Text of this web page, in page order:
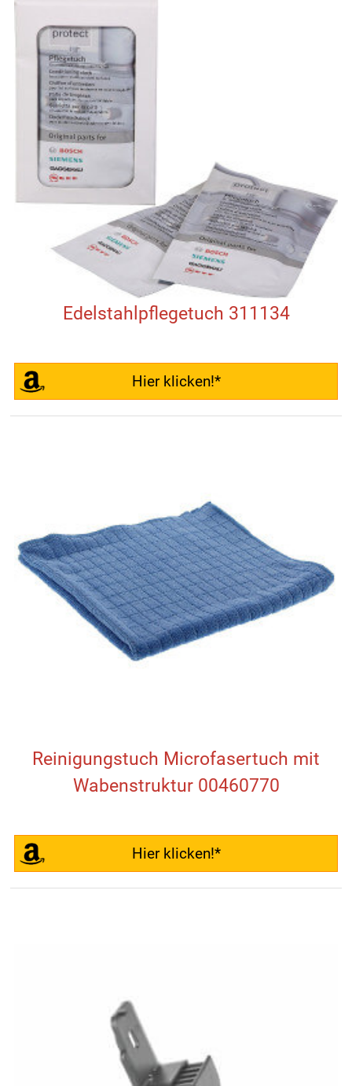
Edelstahlpflegetuch 311134
Hier klicken!*
Reinigungstuch Microfasertuch mit
Wabenstruktur 00460770
Hier klicken!*